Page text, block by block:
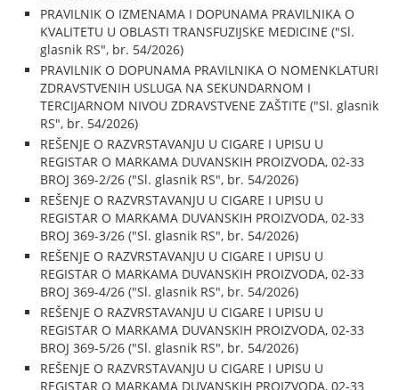
PRAVILNIK O IZMENAMA I DOPUNAMA PRAVILNIKA O
KVALITETU U OBLASTI TRANSFUZIJSKE MEDICINE ("Sl.
glasnik RS", br. 54/2026)
PRAVILNIK O DOPUNAMA PRAVILNIKA O NOMENKLATURI
ZDRAVSTVENIH USLUGA NA SEKUNDARNOM I
TERCIJARNOM NIVOU ZDRAVSTVENE ZAŠTITE ("Sl. glasnik
RS", br. 54/2026)
REŠENJE O RAZVRSTAVANJU U CIGARE I UPISU U
REGISTAR O MARKAMA DUVANSKIH PROIZVODA, 02-33
BROJ 369-2/26 ("Sl. glasnik RS", br. 54/2026)
REŠENJE O RAZVRSTAVANJU U CIGARE I UPISU U
REGISTAR O MARKAMA DUVANSKIH PROIZVODA, 02-33
BROJ 369-3/26 ("Sl. glasnik RS", br. 54/2026)
REŠENJE O RAZVRSTAVANJU U CIGARE I UPISU U
REGISTAR O MARKAMA DUVANSKIH PROIZVODA, 02-33
BROJ 369-4/26 ("Sl. glasnik RS", br. 54/2026)
REŠENJE O RAZVRSTAVANJU U CIGARE I UPISU U
REGISTAR O MARKAMA DUVANSKIH PROIZVODA, 02-33
BROJ 369-5/26 ("Sl. glasnik RS", br. 54/2026)
REŠENJE O RAZVRSTAVANJU U CIGARE I UPISU U
REGISTAR O MARKAMA DUVANSKIH PROIZVODA, 02-33